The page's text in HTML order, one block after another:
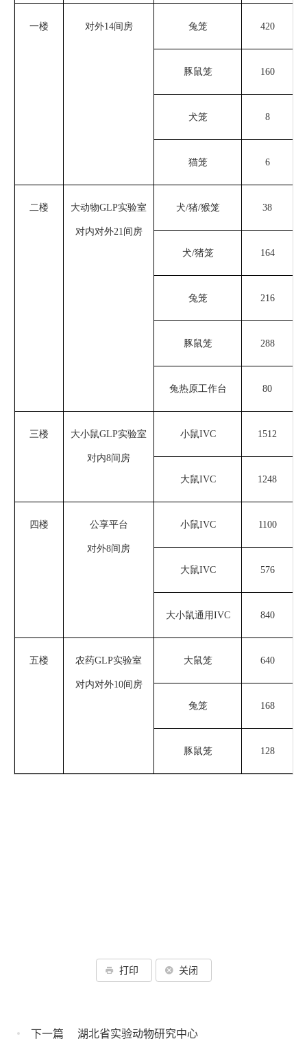
一楼 对外14间房 兔笼 420
豚鼠笼 160
犬笼 8
猫笼 6
二楼 大动物GLP实验室
对内对外21间房
犬/猪/猴笼 38
犬/猪笼 164
兔笼 216
豚鼠笼 288
兔热原工作台 80
三楼 大小鼠GLP实验室
对内8间房
小鼠IVC 1512
大鼠IVC 1248
四楼 公享平台
对外8间房
小鼠IVC 1100
大鼠IVC 576
大小鼠通用IVC 840
五楼 农药GLP实验室
对内对外10间房
大鼠笼 640
兔笼 168
豚鼠笼 128
打印 关闭
下一篇 湖北省实验动物研究中心